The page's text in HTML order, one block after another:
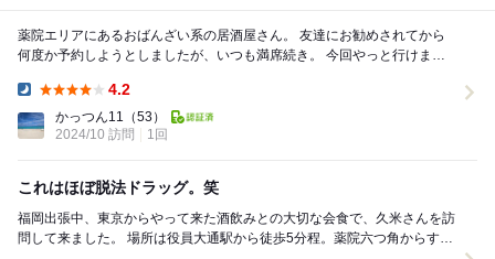
薬院エリアにあるおばんざい系の居酒屋さん。 友達にお勧めされてから
何度か予約しようとしましたが、いつも満席続き。 今回やっと行けまし
4.2
かっつん11 （53）
2024/10 訪問
1回
これはほぼ脱法ドラッグ。笑
福岡出張中、東京からやって来た酒飲みとの大切な会食で、久米さんを訪
問して来ました。 場所は役員大通駅から徒歩5分程。薬院六つ角からす